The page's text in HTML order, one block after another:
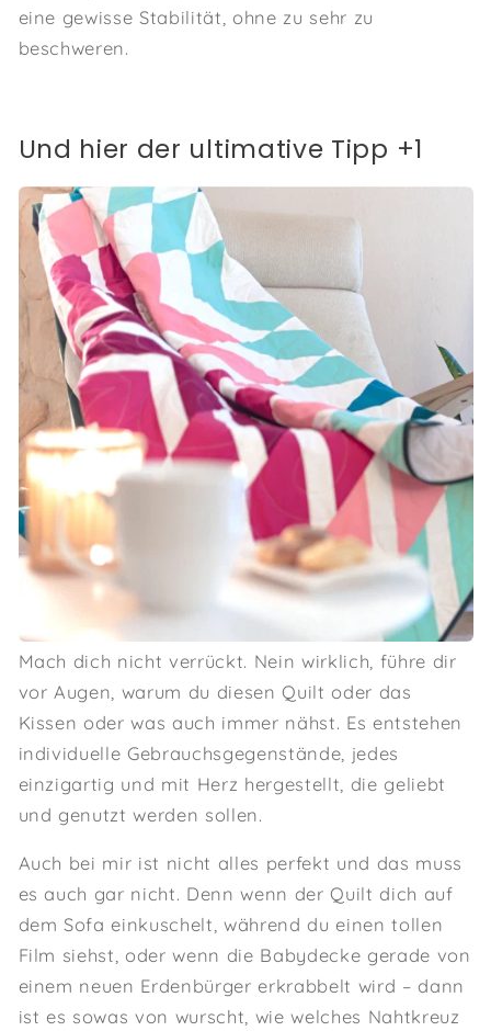
eine gewisse Stabilität, ohne zu sehr zu
beschweren.
Und hier der ultimative Tipp +1
Mach dich nicht verrückt. Nein wirklich, führe dir
vor Augen, warum du diesen Quilt oder das
Kissen oder was auch immer nähst. Es entstehen
individuelle Gebrauchsgegenstände, jedes
einzigartig und mit Herz hergestellt, die geliebt
und genutzt werden sollen.
Auch bei mir ist nicht alles perfekt und das muss
es auch gar nicht. Denn wenn der Quilt dich auf
dem Sofa einkuschelt, während du einen tollen
Film siehst, oder wenn die Babydecke gerade von
einem neuen Erdenbürger erkrabbelt wird – dann
ist es sowas von wurscht, wie welches Nahtkreuz